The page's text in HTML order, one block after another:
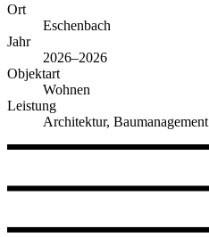
Ort
Eschenbach
Jahr
2026–2026
Objektart
Wohnen
Leistung
Architektur, Baumanagement